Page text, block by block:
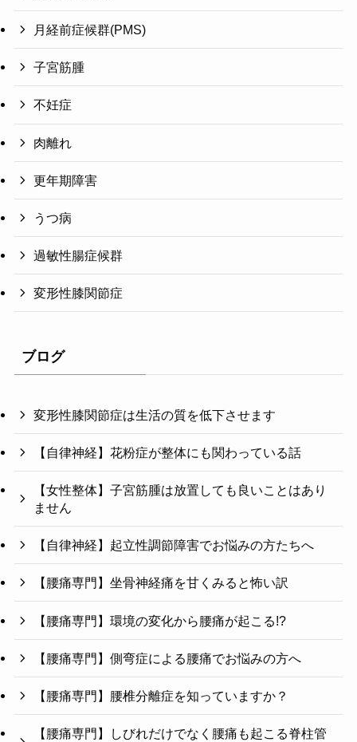
月経前症候群(PMS)
子宮筋腫
不妊症
肉離れ
更年期障害
うつ病
過敏性腸症候群
変形性膝関節症
ブログ
変形性膝関節症は生活の質を低下させます
【自律神経】花粉症が整体にも関わっている話
【女性整体】子宮筋腫は放置しても良いことはあり
ません
【自律神経】起立性調節障害でお悩みの方たちへ
【腰痛専門】坐骨神経痛を甘くみると怖い訳
【腰痛専門】環境の変化から腰痛が起こる!?
【腰痛専門】側弯症による腰痛でお悩みの方へ
【腰痛専門】腰椎分離症を知っていますか？
【腰痛専門】しびれだけでなく腰痛も起こる脊柱管